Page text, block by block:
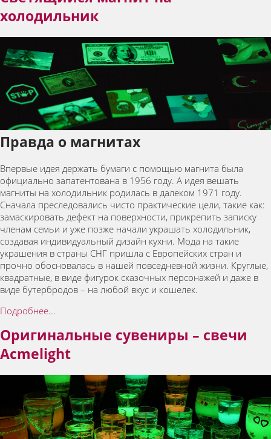
холодильник
Правда о магнитах
Впервые идея держать бумаги с помощью магнита была
официально запатентована в 1956 году. А идея вешать
магниты на холодильник родилась в далеком 1971 году.
Сначала преследовались чисто практические цели, такие как:
замаскировать дефект на поверхности, прикрепить записку
членам семьи и уже позже начали украшать холодильник,
создавая индивидуальный дизайн кухни. Мода на такие
украшения в страны СНГ пришла с Европейских стран и
прочно обосновалась в нашей повседневной жизни. Круглые,
квадратные, в виде фигурок сказочных персонажей и даже в
виде бутербродов – на любой вкус и кошелек.
Подробнее...
Оригинальные сувениры – свечи
Acmelight